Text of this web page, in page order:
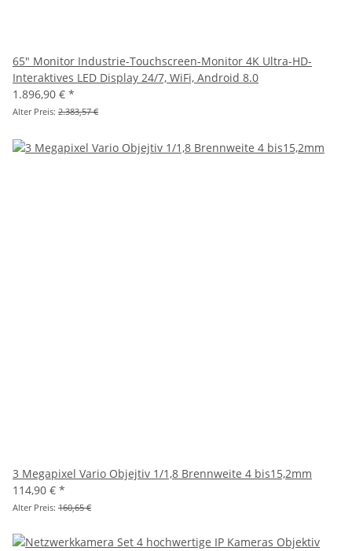
65" Monitor Industrie-Touchscreen-Monitor 4K Ultra-HD-
Interaktives LED Display 24/7, WiFi, Android 8.0
1.896,90 € *
Alter Preis: 2.383,57 €
3 Megapixel Vario Objejtiv 1/1,8 Brennweite 4 bis15,2mm
114,90 € *
Alter Preis: 160,65 €